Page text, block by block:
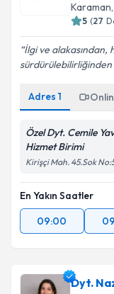
Karaman,
5 (27
İlgi ve alakasından,
Adres 1
Özel Dyt. Cemile
Hizmet Birimi
Kirişçi Mah. 45.Sok
En Yakın Saatler
09:00
Dyt.